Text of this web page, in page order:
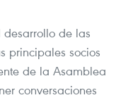
de las
principales socios
de la Asamblea
conversaciones